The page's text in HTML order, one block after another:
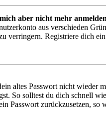
aber nicht mehr
aus verschieden
verringern. Registriere dich
altes Passwort nicht wieder
So solltest du dich schnell
Passwort zurückzusetzen,